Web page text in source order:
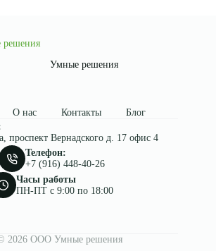
Умные решения
О нас Контакты
Блог
проспект Вернадского д. 17 офис 4
Телефон:
+7 (916) 448-40-26
Часы работы
ПН-ПТ c 9:00 по 18:00
2026 ООО Умные решения